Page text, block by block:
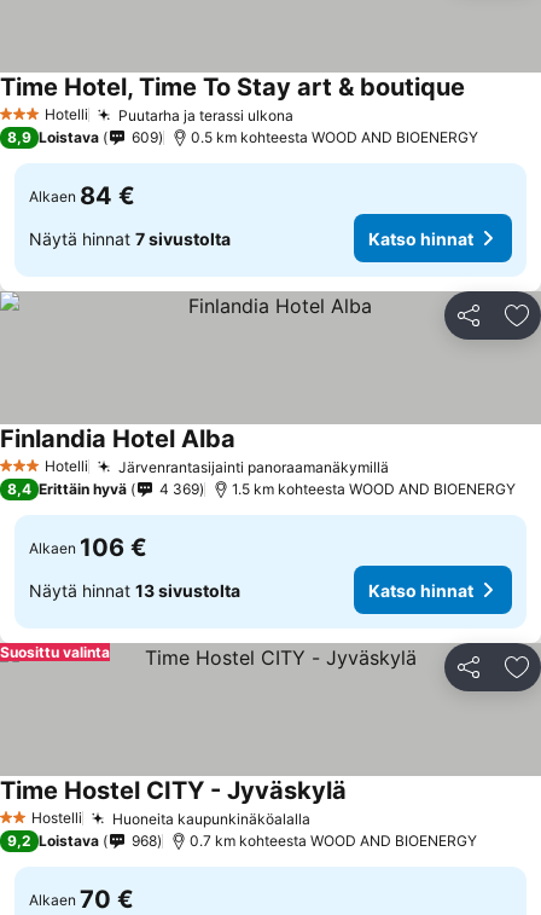
3 Tähtiluokitus
Hotelli Puutarha ja terassi ulkona
Time Hotel, Time To Stay art & boutique
8,9 Loistava 609 0.5 km kohteesta WOOD AND BIOENERGY
Alkaen 84 €
Näytä hinnat 7 sivustolta Katso hinnat
Jaa
3 Tähtiluokitus
Hotelli Järvenrantasijainti panoraamanäkymillä
Finlandia Hotel Alba
8,4 Erittäin hyvä 4 369 1.5 km kohteesta WOOD AND BIOENERGY
Alkaen 106 €
Näytä hinnat 13 sivustolta Katso hinnat
Jaa
Suosittu valinta
2 Tähtiluokitus
Hostelli Huoneita kaupunkinäköalalla
Time Hostel CITY - Jyväskylä
9,2 Loistava 968 0.7 km kohteesta WOOD AND BIOENERGY
Alkaen 70 €